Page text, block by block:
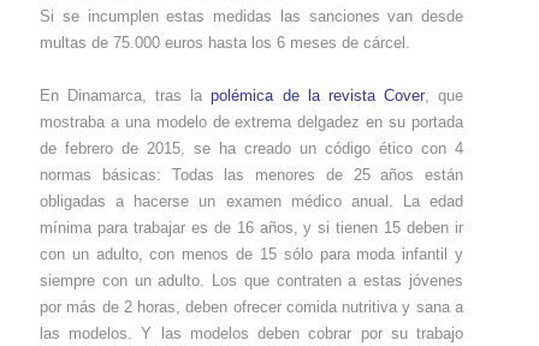
Si se incumplen estas medidas las sanciones van desde
multas de 75.000 euros hasta los 6 meses de cárcel.
En Dinamarca, tras lapolémica de la revista Cover, que
mostraba a una modelo de extrema delgadez en su portada
de febrero de 2015, se ha creado un código ético con 4
normas básicas: Todas las menores de 25 años están
obligadas a hacerse un examen médico anual. La edad
mínima para trabajar es de 16 años, y si tienen 15 deben ir
con un adulto, con menos de 15 sólo para moda infantil y
siempre con un adulto. Los que contraten a estas jóvenes
por más de 2 horas, deben ofrecer comida nutritiva y sana a
las modelos. Y las modelos deben cobrar por su trabajo